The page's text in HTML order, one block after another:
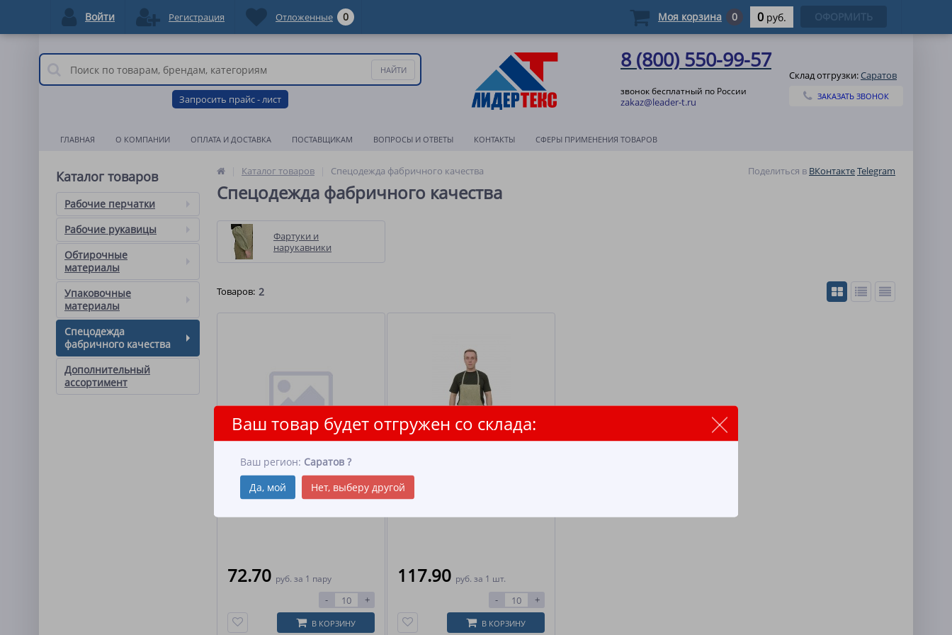
Запросить прайс - лист
8 (800) 550-99-57
звонок бесплатный по России
zakaz@leader-t.ru
Склад отгрузки:Саратов
Ваш товар будет отгружен со склада:
Ваш регион: Саратов ?
Да, мой
Нет, выберу другой
ЗАКАЗАТЬ ЗВОНОК
ГЛАВНАЯ О КОМПАНИИ ОПЛАТА И ДОСТАВКА ПОСТАВЩИКАМ ВОПРОСЫ И ОТВЕТЫ КОНТАКТЫ СФЕРЫ ПРИМЕНЕНИЯ ТОВАРОВ
Каталог товаров
Рабочие перчатки
Рабочие рукавицы
Обтирочные
материалы
Упаковочные
материалы
Спецодежда
фабричного качества
Дополнительный
ассортимент
Каталог товаров Спецодежда фабричного качества Поделиться в ВКонтактеTelegram
Спецодежда фабричного качества
Фартуки и
нарукавники
Товаров: 2
Н-01 Нарукавники брезентовые
пл.360гр.(арт.11235)
72.70 руб. за 1 пару
- +
В КОРЗИНУ
Ф-01 Фартук брезентовый
пл.400гр. с карманом (арт.11235)
117.90 руб. за 1 шт.
- +
В КОРЗИНУ
Войти Регистрация Отложенные 0 Моя корзина 0 0 руб. ОФОРМИТЬ